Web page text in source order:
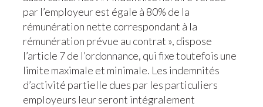
par l’employeur est égale à 80% de la
rémunération nette correspondant à la
rémunération prévue au contrat », dispose
l’article 7 de l’ordonnance, qui fixe toutefois une
limite maximale et minimale. Les indemnités
d’activité partielle dues par les particuliers
employeurs leur seront intégralement